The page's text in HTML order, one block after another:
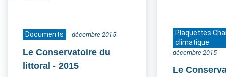
Documents décembre 2015
Le Conservatoire du
littoral - 2015
Plaquettes
climatique
décembre 2015
Le